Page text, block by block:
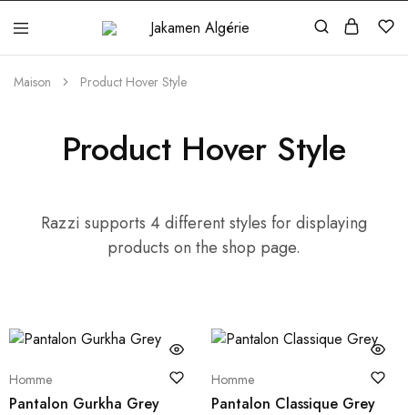
Jakamen
Algérie
Maison Product Hover Style
Product Hover Style
Razzi supports 4 different styles for displaying
products on the shop page.
Homme
Pantalon Gurkha Grey
Homme
Pantalon Classique Grey